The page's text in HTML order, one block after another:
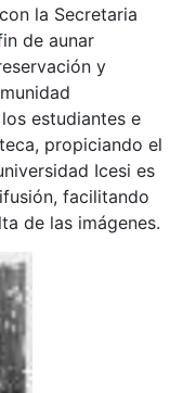
la Secretaria
de aunar
y
estudiantes e
propiciando el
Icesi es
facilitando
de las imágenes.